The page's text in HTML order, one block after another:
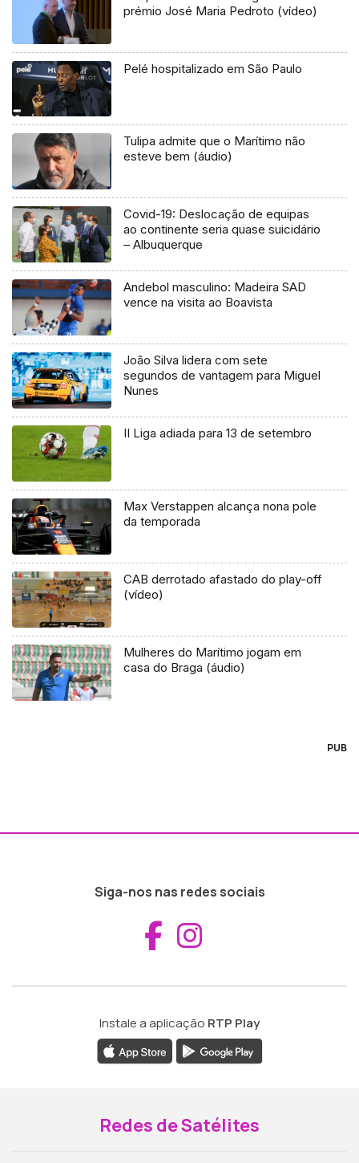
prémio José Maria Pedroto (vídeo)
Pelé hospitalizado em São Paulo
Tulipa admite que o Marítimo não
esteve bem (áudio)
Covid-19: Deslocação de equipas
ao continente seria quase suicidário
– Albuquerque
Andebol masculino: Madeira SAD
vence na visita ao Boavista
João Silva lidera com sete
segundos de vantagem para Miguel
Nunes
II Liga adiada para 13 de setembro
Max Verstappen alcança nona pole
da temporada
CAB derrotado afastado do play-off
(vídeo)
Mulheres do Marítimo jogam em
casa do Braga (áudio)
PUB
Siga-nos nas redes sociais
Aceder ao
Instale a aplicação RTP Play
Redes de Satélites